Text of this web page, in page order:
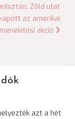
Zöld utat
kapott az amerikai
akció
azt a hét